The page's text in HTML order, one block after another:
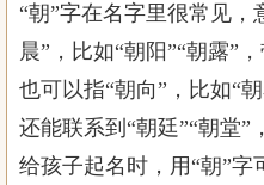
“朝”字在名字里很常见
晨”，比如“朝阳”“朝露”
也可以指“朝向”，比如“
还能联系到“朝廷”“朝堂”
给孩子起名时，用“朝”